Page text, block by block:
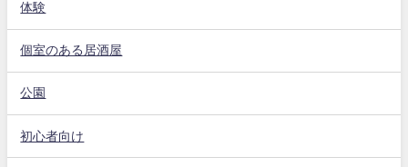
体験
個室のある居酒屋
公園
初心者向け